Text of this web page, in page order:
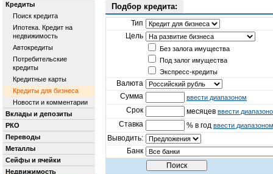
Кредиты
Поиск кредита
Ипотека. Кредит на
недвижимость
Автокредиты
Потребительские
кредиты
Кредитные карты
Кредиты для бизнеса
Новости и комментарии
Вклады и депозиты
РКО
Переводы
Металлы
Сейфы и ячейки
Недвижимость
Подбор кредита:
Тип
Цель
Без залога имущества
Под залог имущества
Экспресс-кредиты
Валюта
Сумма
ввести диапазоном
Срок месяцев ввести
Ставка % в год ввести диапазоном
Выводить:
Банк